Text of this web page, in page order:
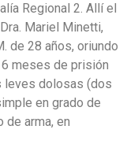
Regional 2. Allí el
Mariel Minetti,
de 28 años, oriundo
meses de prisión
dolosas (dos
en grado de
de arma, en